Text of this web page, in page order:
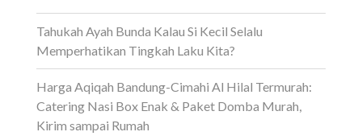
Tahukah Ayah Bunda Kalau Si Kecil Selalu
Memperhatikan Tingkah Laku Kita?
Harga Aqiqah Bandung-Cimahi Al Hilal Termurah:
Catering Nasi Box Enak & Paket Domba Murah,
Kirim sampai Rumah